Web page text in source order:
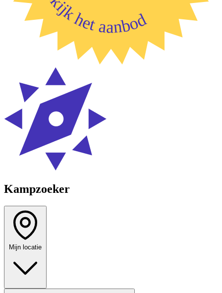
Kampzoeker
Mijn locatie